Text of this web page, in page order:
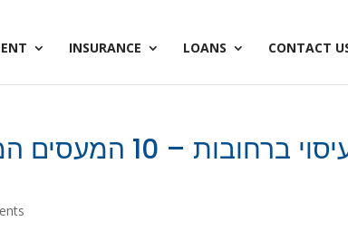
INSURANCE LOANS CONTACT
עיסוי